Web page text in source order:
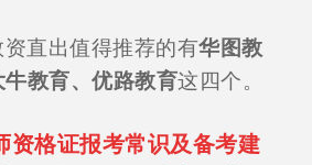
直出值得推荐的有华图教
教育、优路教育这四个。
资格证报考常识及备考建